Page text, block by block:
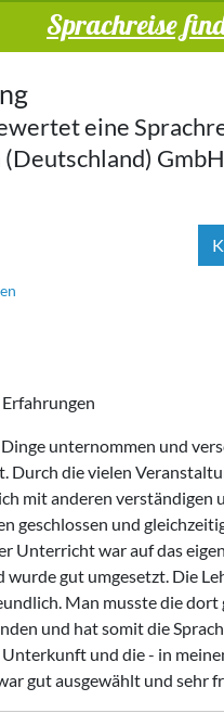
Sprachreise
eine
(Deutschland) GmbH
unternommen und
Durch die vielen
mit anderen verständigen
geschlossen und
Unterricht war auf das
wurde gut umgesetzt. Die
Man musste die dort
und hat somit die
und die - in
gut ausgewählt und sehr